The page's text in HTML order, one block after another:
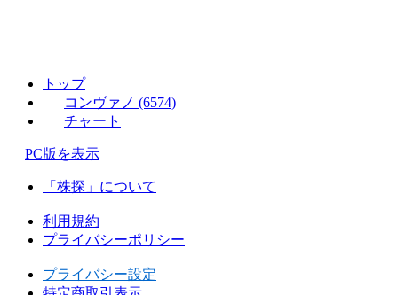
トップ
コンヴァノ (6574)
チャート
PC版を表示
「株探」について
|
利用規約
プライバシーポリシー
|
プライバシー設定